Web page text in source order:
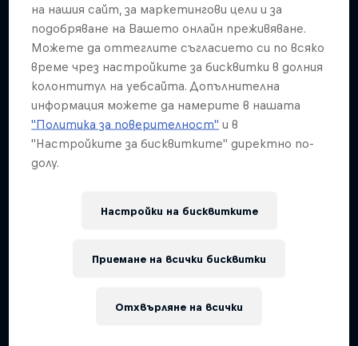
MacAskill's Imaginate
Inside the mind of Danny MacAskill
1 сезон · 5 епизоди
на нашия сайт, за маркетингови цели и за
подобряване на Вашето онлайн преживяване.
Можете да оттеглите съгласието си по всяко
време чрез настройките за бисквитки в долния
колонтитул на уебсайта. Допълнителна
информация можете да намерите в нашата
"Политика за поверителност" и в
"Настройките за бисквитките" директно по-
долу.
Настройки на бисквитките
Отхвърляне на всички
Приемане на всички бисквитки